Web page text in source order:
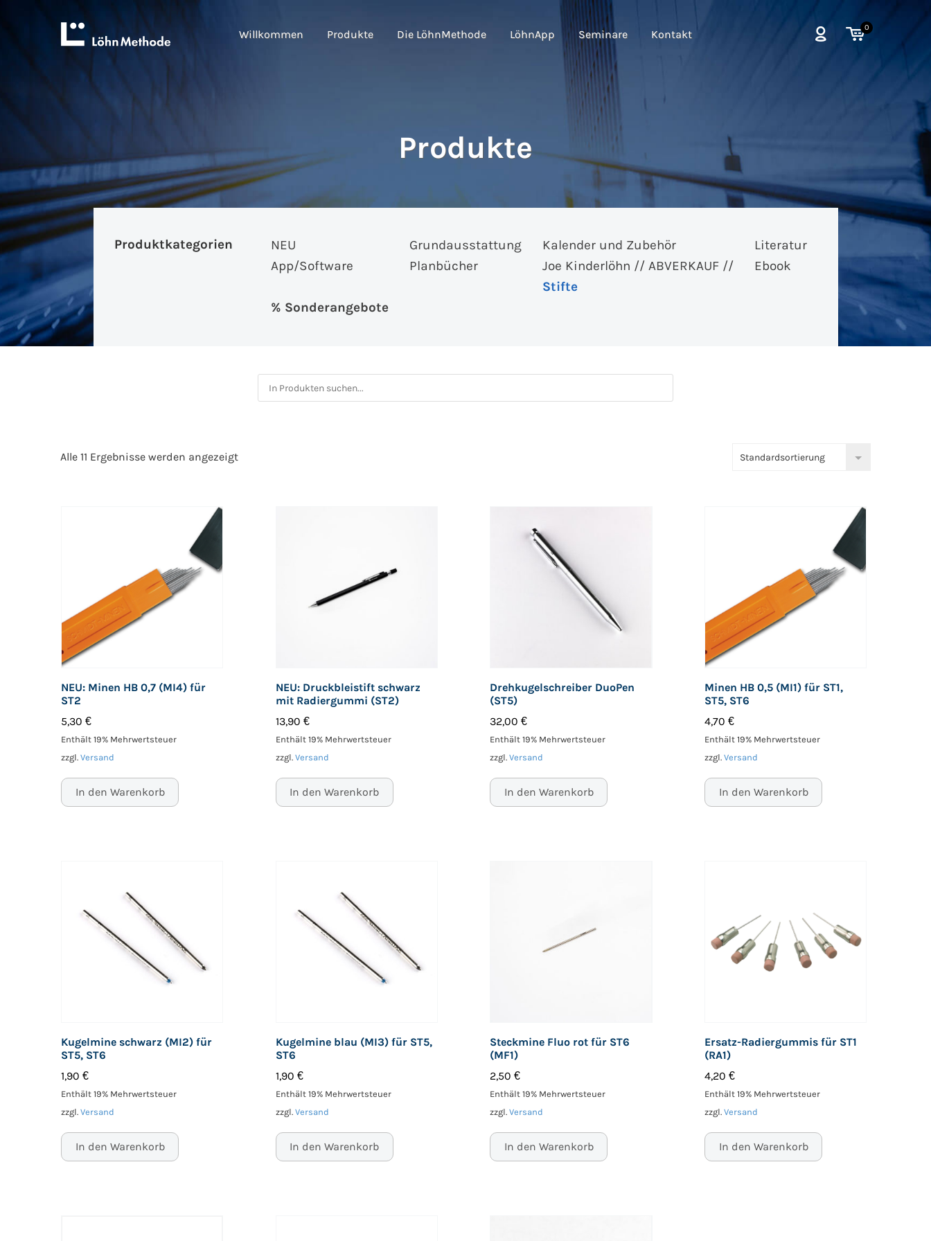
Willkommen Produkte Die LöhnMethode LöhnApp Seminare Kontakt
0
Produkte
Produktkategorien NEU Grundausstattung Kalender und Zubehör
Literatur
App/Software
Planbücher Joe Kinderlöhn // ABVERKAUF //
Ebook
Stifte
% Sonderangebote
Alle 11 Ergebnisse werden angezeigt Standardsortierung
NEU: Minen HB 0,7 (MI4) für
ST2
5,30 €
Enthält 19% Mehrwertsteuer
zzgl. Versand
In den Warenkorb
NEU: Druckbleistift schwarz
mit Radiergummi (ST2)
13,90 €
Enthält 19% Mehrwertsteuer
zzgl. Versand
In den Warenkorb
Drehkugelschreiber DuoPen
(ST5)
32,00€
Enthält 19% Mehrwertsteuer
zzgl.Versand
In den Warenkorb
Minen HB 0,5 (MI1) für ST1,
ST5, ST6
4,70€
Enthält 19% Mehrwertsteuer
zzgl.Versand
In den Warenkorb
Kugelmine schwarz (MI2) für
ST5, ST6
1,90 €
Enthält 19% Mehrwertsteuer
zzgl. Versand
In den Warenkorb
Kugelmine blau (MI3) für ST5,
ST6
1,90 €
Enthält 19% Mehrwertsteuer
zzgl. Versand
In den Warenkorb
Steckmine Fluo rot für ST6
(MF1)
2,50€
Enthält 19% Mehrwertsteuer
zzgl.Versand
In den Warenkorb
Ersatz-Radiergummis für ST1
(RA1)
4,20€
Enthält 19% Mehrwertsteuer
zzgl.Versand
In den Warenkorb